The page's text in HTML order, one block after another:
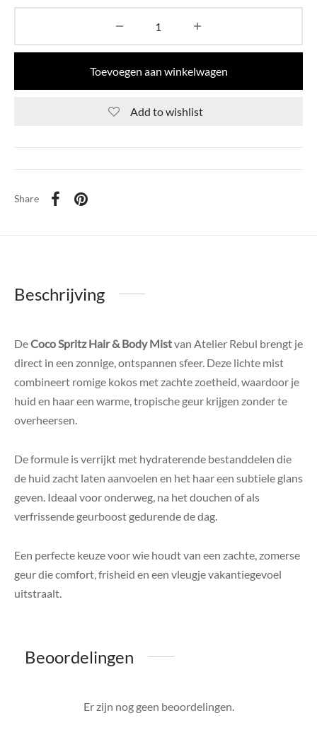
Toevoegen aan winkelwagen
Add to wishlist
Share
Beschrijving
DeCoco Spritz Hair & Body Mistvan Atelier Rebul brengt je
direct in een zonnige, ontspannen sfeer. Deze lichte mist
combineert romige kokos met zachte zoetheid, waardoor je
huid en haar een warme, tropische geur krijgen zonder te
overheersen.
De formule is verrijkt met hydraterende bestanddelen die
de huid zacht laten aanvoelen en het haar een subtiele glans
geven. Ideaal voor onderweg, na het douchen of als
verfrissende geurboost gedurende de dag.
Een perfecte keuze voor wie houdt van een zachte, zomerse
geur die comfort, frisheid en een vleugje vakantiegevoel
uitstraalt.
Beoordelingen
Er zijn nog geen beoordelingen.